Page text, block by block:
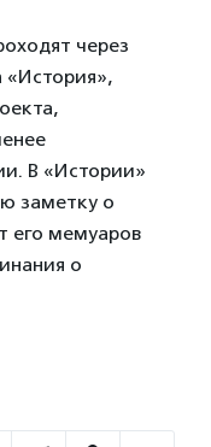
через
В «Истории»
заметку о
его мемуаров
о